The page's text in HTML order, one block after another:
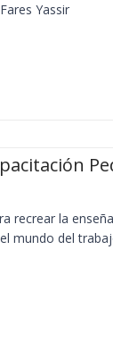
Yassir
recrear la
mundo del